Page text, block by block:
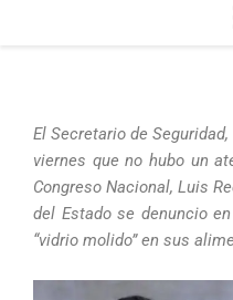
El Secretario de
viernes que no hubo un
Congreso Nacional, Luis
del Estado se denuncio
“vidrio molido” en sus